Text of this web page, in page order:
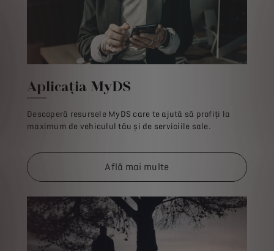
Aplicația MyDS
Descoperă resursele MyDS care te ajută să profiți la
maximum de vehiculul tău și de serviciile sale.
Află mai multe